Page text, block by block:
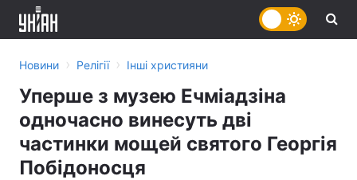
Новини › Релігії › Інші християни
Уперше з музею Ечміадзіна
одночасно винесуть дві
частинки мощей святого Георгія
Побідоносця